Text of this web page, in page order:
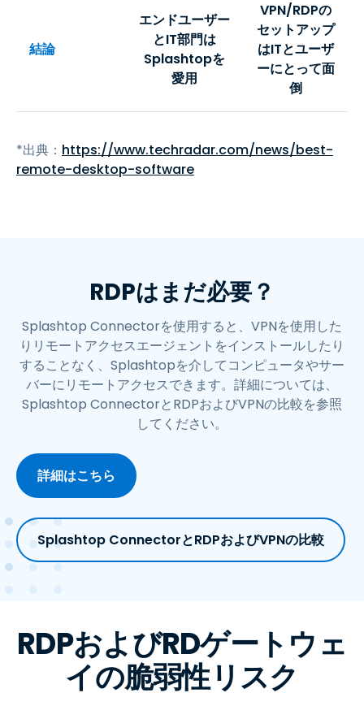
結論
エンドユーザー
とIT部門は
Splashtopを
愛用
VPN/RDPの
セットアップ
はITとユーザ
ーにとって面
倒
*出典： https://www.techradar.com/news/best-
remote-desktop-software
RDPはまだ必要？
Splashtop Connectorを使用すると、VPNを使用した
りリモートアクセスエージェントをインストールしたり
することなく、Splashtopを介してコンピュータやサー
バーにリモートアクセスできます。詳細については、
Splashtop ConnectorとRDPおよびVPNの比較を参照
してください。
詳細はこちら
Splashtop ConnectorとRDPおよびVPNの比較
RDPおよびRDゲートウェ
イの脆弱性リスク